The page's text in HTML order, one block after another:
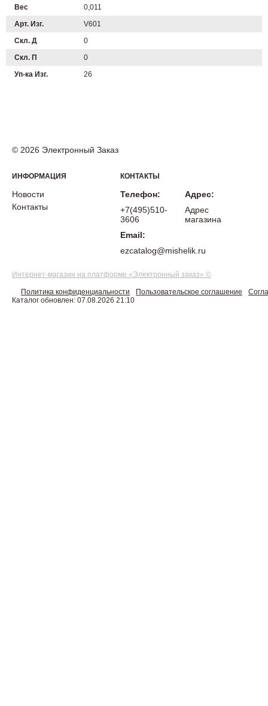
Вес
0,011
Арт. Изг.
V601
Скл. Д
0
Скл. П
0
Уп-ка Изг.
26
© 2026 Электронный Заказ
ИНФОРМАЦИЯ
Новости
Контакты
КОНТАКТЫ
Телефон:
+7(495)510-
3606
Email:
ezcatalog@mishelik.ru
Адрес:
Адрес
магазина
Интернет-магазин на платформе «Электронный заказ» ©
Политика конфиденциальности Пользовательское соглашение
Каталог обновлен: 07.08.2026 21:10